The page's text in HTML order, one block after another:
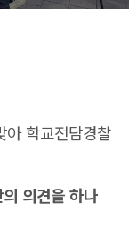
아 학교전담경찰
의견을 하나